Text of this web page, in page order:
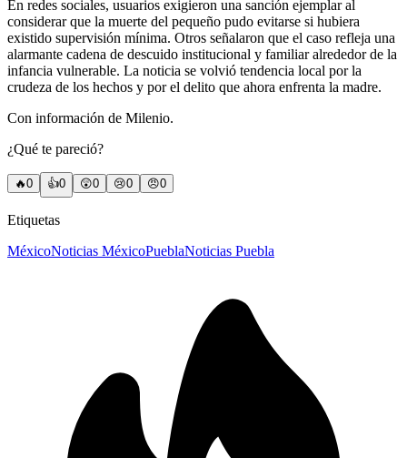
En redes sociales, usuarios exigieron una sanción ejemplar al
considerar que la muerte del pequeño pudo evitarse si hubiera
existido supervisión mínima. Otros señalaron que el caso refleja una
alarmante cadena de descuido institucional y familiar alrededor de la
infancia vulnerable. La noticia se volvió tendencia local por la
crudeza de los hechos y por el delito que ahora enfrenta la madre.
Con información de Milenio.
¿Qué te pareció?
🔥0 👍0 😲0 😢0 😠0
Etiquetas
MéxicoNoticias MéxicoPueblaNoticias Puebla